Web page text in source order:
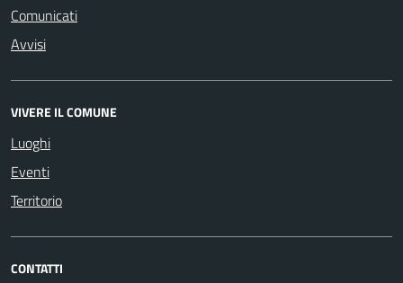
Comunicati
Avvisi
VIVERE IL COMUNE
Luoghi
Eventi
Territorio
CONTATTI